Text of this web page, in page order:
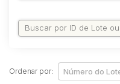
Salas
Materiais
Bens diversos
Ordenar por: